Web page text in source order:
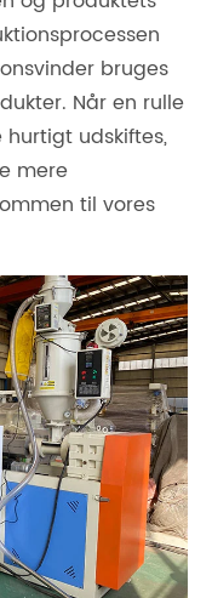
bruges
Når en rulle
udskiftes,
mere
til vores